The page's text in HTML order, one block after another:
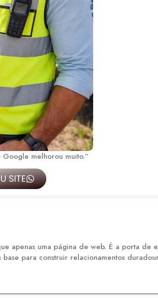
melhorou muito.”
SITE
apenas uma página de web. É a porta de
para construir relacionamentos